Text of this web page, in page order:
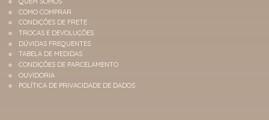
COMO COMPRAR
CONDIÇÕES DE FRETE
TROCAS E DEVOLUÇÕES
DÚVIDAS FREQUENTES
TABELA DE MEDIDAS
CONDIÇÕES DE PARCELAMENTO
OUVIDORIA
POLÍTICA DE PRIVACIDADE DE DADOS